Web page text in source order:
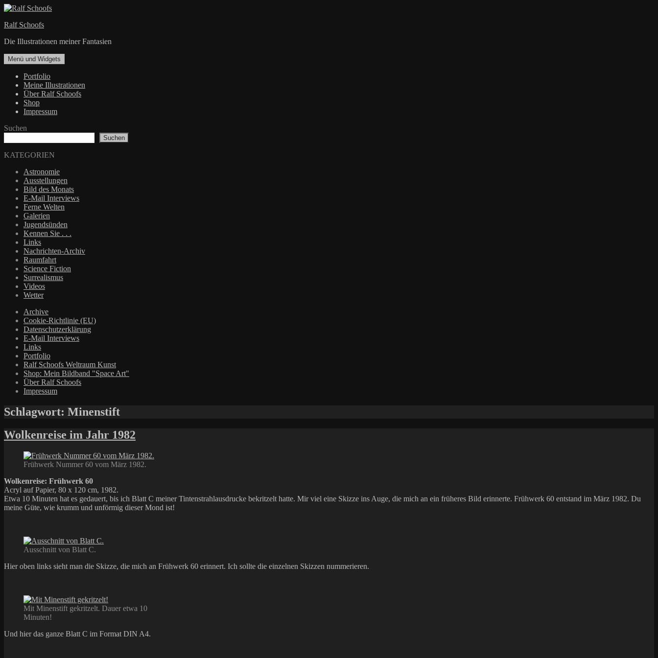
Zum
springen
Ralf Schoofs
Die Illustrationen meiner Fantasien
Menü und Widgets
Portfolio
Meine Illustrationen
Über Ralf Schoofs
Shop
Impressum
Suchen
Suchen
KATEGORIEN
Astronomie
Ausstellungen
Bild des Monats
E-Mail Interviews
Ferne Welten
Galerien
Jugendsünden
Kennen Sie . . .
Links
Nachrichten-Archiv
Raumfahrt
Science Fiction
Surrealismus
Videos
Wetter
Archive
Cookie-Richtlinie (EU)
Datenschutzerklärung
E-Mail Interviews
Links
Portfolio
Ralf Schoofs Weltraum Kunst
Shop: Mein Bildband "Space Art"
Über Ralf Schoofs
Impressum
Schlagwort: Minenstift
Wolkenreise im Jahr 1982
Frühwerk Nummer 60 vom März 1982.
Wolkenreise: Frühwerk 60
Acryl auf Papier, 80 x 120 cm, 1982.
Etwa 10 Minuten hat es gedauert, bis ich Blatt C meiner Tintenstrahlausdrucke bekritzelt hatte. Mir viel eine Skizze ins Auge, die mich an ein früheres Bild erinnerte. Frühwerk 60 entstand im März 1982. Du
meine Güte, wie krumm und unförmig dieser Mond ist!
Ausschnitt von Blatt C.
Hier oben links sieht man die Skizze, die mich an Frühwerk 60 erinnert. Ich sollte die einzelnen Skizzen nummerieren.
Mit Minenstift gekritzelt. Dauer etwa 10
Minuten!
Und hier das ganze Blatt C im Format DIN A4.